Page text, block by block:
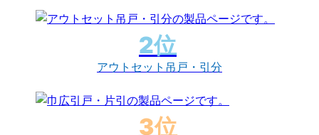
アウトセット吊戸・引分